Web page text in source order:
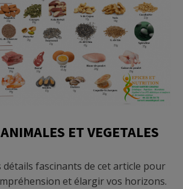
ET VEGETALES
détails fascinants de cet article pour
et élargir vos horizons.